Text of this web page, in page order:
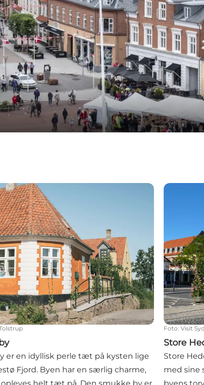
er en idyllisk perle tæt på kysten lige
Fjord. Byen har en særlig charme,
Store
Foto: Visit
Store
Store
med sine